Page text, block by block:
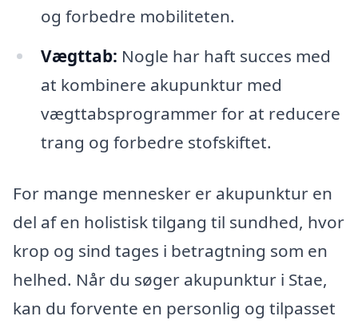
og forbedre mobiliteten.
Vægttab: Nogle har haft succes med
at kombinere akupunktur med
vægttabsprogrammer for at reducere
trang og forbedre stofskiftet.
For mange mennesker er akupunktur en
del af en holistisk tilgang til sundhed, hvor
krop og sind tages i betragtning som en
helhed. Når du søger akupunktur i Stae,
kan du forvente en personlig og tilpasset